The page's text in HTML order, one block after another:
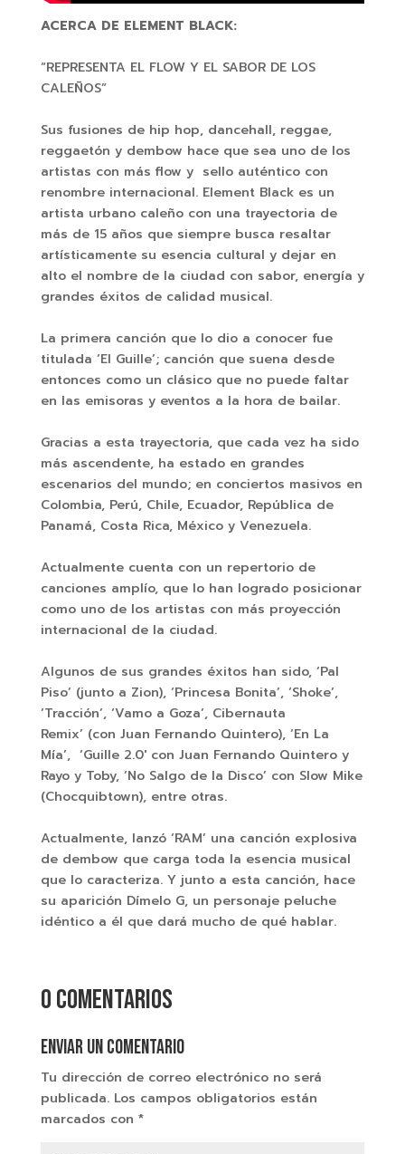
ACERCA DE ELEMENT BLACK:
“REPRESENTA EL FLOW Y EL SABOR DE LOS
CALEÑOS”
Sus fusiones de hip hop, dancehall, reggae,
reggaetón y dembow hace que sea uno de los
artistas con más flow y sello auténtico con
renombre internacional. Element Black es un
artista urbano caleño con una trayectoria de
más de 15 años que siempre busca resaltar
artísticamente su esencia cultural y dejar en
alto el nombre de la ciudad con sabor, energía y
grandes éxitos de calidad musical.
La primera canción que lo dio a conocer fue
titulada ‘El Guille’; canción que suena desde
entonces como un clásico que no puede faltar
en las emisoras y eventos a la hora de bailar.
Gracias a esta trayectoria, que cada vez ha sido
más ascendente, ha estado en grandes
escenarios del mundo; en conciertos masivos en
Colombia, Perú, Chile, Ecuador, República de
Panamá, Costa Rica, México y Venezuela.
Actualmente cuenta con un repertorio de
canciones amplío, que lo han logrado posicionar
como uno de los artistas con más proyección
internacional de la ciudad.
Algunos de sus grandes éxitos han sido, ‘Pal
Piso’ (junto a Zion), ‘Princesa Bonita’, ‘Shoke’,
‘Tracción’, ‘Vamo a Goza’, Cibernauta
Remix’ (con Juan Fernando Quintero), ‘En La
Mía’, ‘Guille 2.0′ con Juan Fernando Quintero y
Rayo y Toby, ‘No Salgo de la Disco’ con Slow Mike
(Chocquibtown), entre otras.
Actualmente, lanzó ‘RAM’ una canción explosiva
de dembow que carga toda la esencia musical
que lo caracteriza. Y junto a esta canción, hace
su aparición Dímelo G, un personaje peluche
idéntico a él que dará mucho de qué hablar.
0 comentarios
Enviar un comentario
Tu dirección de correo electrónico no será
publicada. Los campos obligatorios están
marcados con *